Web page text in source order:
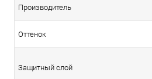
Производитель
Оттенок
Защитный слой